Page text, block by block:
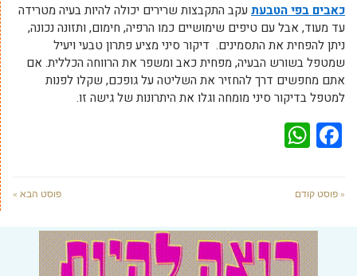
כאבים בפי הטבעת עקב התקבצות שרירים יכולה להיות בעיה מטרידה
עד מעוד, אבל עם טיפים שימושיים כמו הרפיה, חימום, ותזונה נכונה,
ניתן להפחית את התסמינים. דיקור סיני מציע פתרון טבעי ויעיל
שמטפל בשורש הבעיה, מפחית כאב ומשפר את הרווחה הכללית. אם
אתם מחפשים דרך להחזיר את השליטה על גופכם, שקלו לפנות
למטפל בדיקור סיני מומחה וגלו את היתרונות של גישה זו.
Facebook
« פוסט קודם פוסט הבא »